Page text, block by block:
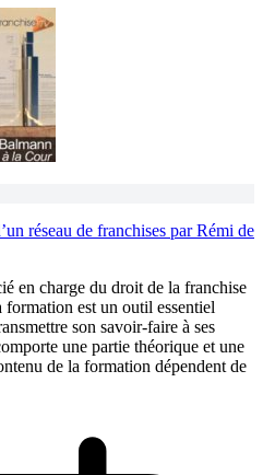
réseau de franchises par Rémi de
en charge du droit de la franchise
est un outil essentiel
son savoir-faire à ses
une partie théorique et une
de la formation dépendent de